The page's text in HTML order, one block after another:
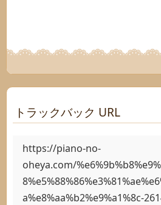
トラックバック URL
https://piano-no-
oheya.com/
a%e8%aa%b2%e9%a1%8c-